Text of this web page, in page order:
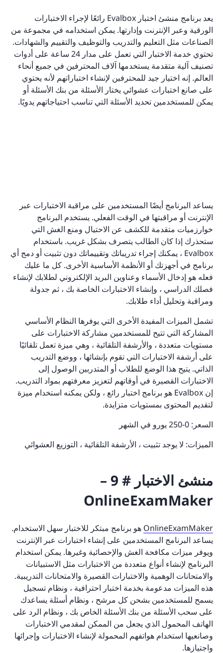
يعد برنامج منشئ اختبار Evalbox رائعًا لإجراء الاختبارات
الورقية وعبر الإنترنت وإدارتها. يمكن استخدامه في مجموعة من
الصناعات مثل التعليم والتدريب والتوظيف والتقييم والشهادات.
تحتوي خدمة الاختبار التي تعمل على مدار 24 ساعة على أدوات
تصنيف آلية متقدمة يستخدمها آلاف المحترفين في جميع أنحاء
العالم. إنه اختيار جيد للمحترفين لإنشاء اختباراتهم لأنه يحتوي
على صانع اختبارات عشوائي يختار الأسئلة من بنك الأسئلة أو
يمكن للمستخدمين تحديد الأسئلة التي تناسب احتياجاتهم يدويًا.
يساعد البرنامج أيضًا المستخدمين على مراقبة الاختبارات عبر
الإنترنت أو مراقبتها في الوقت الفعلي. يستخدم البرنامج
خوارزميات متقدمة للكشف عن الاحتيال ومنع الغش التي
ستحذرك إذا كان الطالب يتصرف بشكل غريب. باستخدام
Evalbox ، يمكنك إجراء تدريباتك وتقييماتك دون تثبيت أو دمج أي
برنامج في أجهزتك أو الأنظمة الأساسية الأخرى. كل ما عليك
فعله هو إدخال الأسماء وعناوين البريد الإلكتروني لطلابك لإنشاء
فصلك الدراسي ، وإنشاء الاختبارات الخاصة بك ، ثم جدولة
ومراقبة وتحليل أداء طلابك.
تشمل الميزات المفيدة الأخرى التي يوفرها النظام الأساسي
المشاركة التي تتيح للمستخدمين مشاركة الاختبارات على
مستويات متعددة ، والأرشفة التلقائية ، وهي ميزة تعمل تلقائيًا
على أرشفة الاختبارات التي تقوم بإنشائها ، ووضع التدريب
الذاتي. يتيح هذا الوضع للطلاب أو المتدربين الوصول إلى
الاختبارات القصيرة في أوقاتهم لتعزيز معرفتهم بمواد التدريب.
إن Evalbox هو برنامج اختبار رائع ، ولكن يمكنه استخدام ميزة
لتقديم المحتوى بمستويات متزايدة.
السعر: 0-250 يورو في الشهر
الميزات: لا يوجد تثبيت ، الأرشفة التلقائية ، التوزيع العشوائي
منشئ الاختبار # 9 –
OnlineExamMaker
OnlineExamMaker هو برنامج مبتكر للاختبار سهل الاستخدام.
يساعد البرنامج المستخدمين على إنشاء اختبارات عبر الإنترنت
ويوفر ميزات مكافحة الغش والإحصائية وغيرها. يمكن استخدام
البرنامج لإنشاء أنواع متعددة من الاختبارات مثل الاستبيانات
والامتحانات الوهمية والاختبارات القصيرة والامتحانات التدريبية.
هذه الميزات مدعومة بخدمة اختبار احترافية ، ونظام تسجيل
يسمح للمستخدمين بشحن كل مرشح ، ونظام أسئلة يساعدك
على سحب الأسئلة من بنك الأسئلة الخاص بك ، ونظام الرد على
الهاتف المحمول الذي يجعل من الممكن لمقدمي الاختبارات
وصانعيها استخدام هواتفهم المحمولة لإنشاء الاختبارات وإجرائها
واجتيازها.